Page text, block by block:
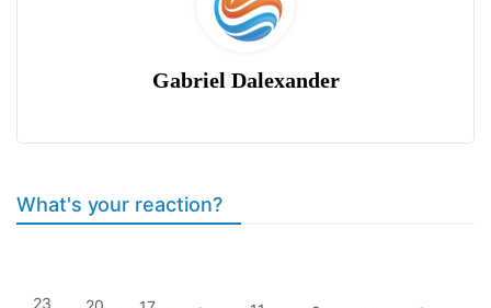
Gabriel Dalexander
What's your reaction?
23